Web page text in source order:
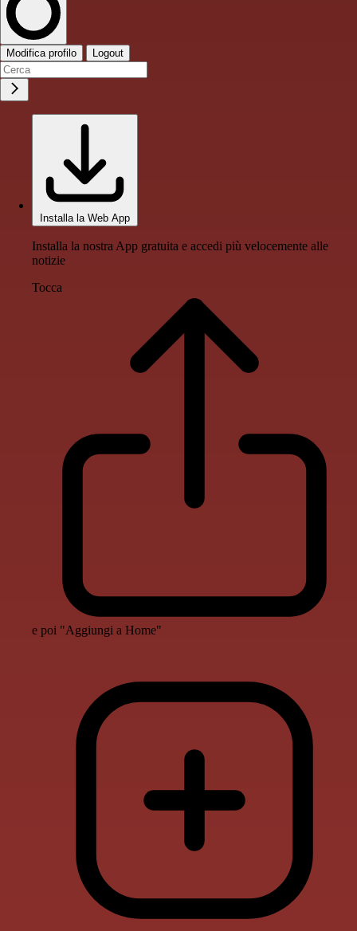
Modifica profilo Logout
Installa la Web App
Installa la nostra App gratuita e accedi più velocemente alle
notizie
Tocca
e poi "Aggiungi a Home"